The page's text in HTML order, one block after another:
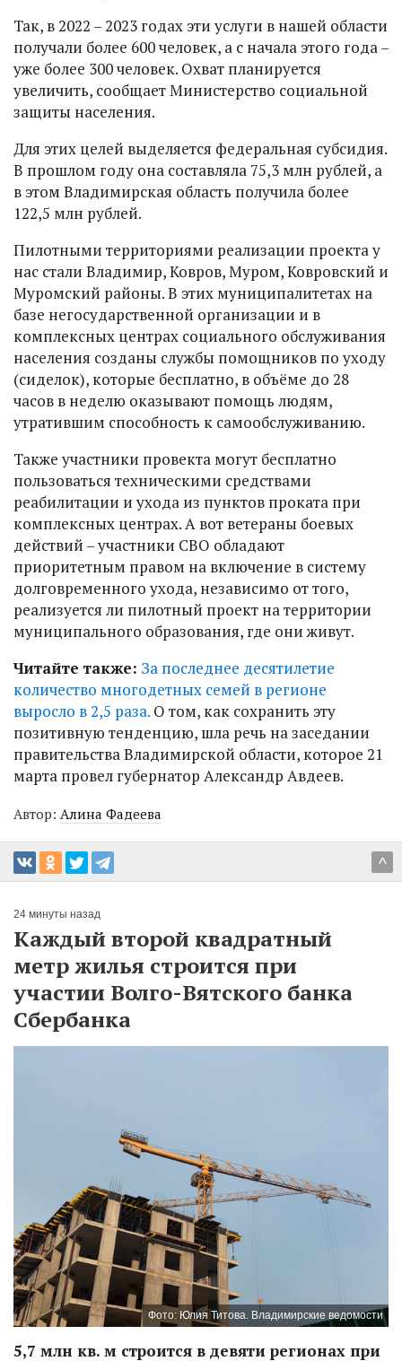
Так, в 2022 – 2023 годах эти услуги в нашей области
получали более 600 человек, а с начала этого года –
уже более 300 человек. Охват планируется
увеличить, сообщает Министерство социальной
защиты населения.
Для этих целей выделяется федеральная субсидия.
В прошлом году она составляла 75,3 млн рублей, а
в этом Владимирская область получила более
122,5 млн рублей.
Пилотными территориями реализации проекта у
нас стали Владимир, Ковров, Муром, Ковровский и
Муромский районы. В этих муниципалитетах на
базе негосударственной организации и в
комплексных центрах социального обслуживания
населения созданы службы помощников по уходу
(сиделок), которые бесплатно, в объёме до 28
часов в неделю оказывают помощь людям,
утратившим способность к самообслуживанию.
Также участники провекта могут бесплатно
пользоваться техническими средствами
реабилитации и ухода из пунктов проката при
комплексных центрах. А вот ветераны боевых
действий – участники СВО обладают
приоритетным правом на включение в систему
долговременного ухода, независимо от того,
реализуется ли пилотный проект на территории
муниципального образования, где они живут.
Читайте также: За последнее десятилетие
количество многодетных семей в регионе
выросло в 2,5 раза. О том, как сохранить эту
позитивную тенденцию, шла речь на заседании
правительства Владимирской области, которое 21
марта провел губернатор Александр Авдеев.
Автор: Алина Фадеева
^
24 минуты назад
Каждый второй квадратный
метр жилья строится при
участии Волго-Вятского банка
Сбербанка
Фото: Юлия Титова. Владимирские ведомости
5,7 млн кв. м строится в девяти регионах при